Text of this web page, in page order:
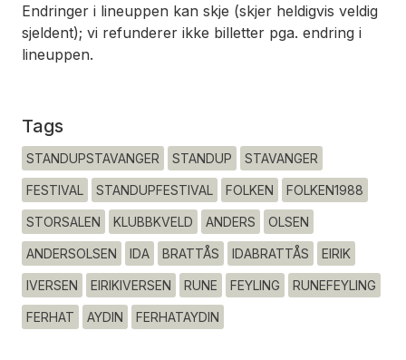
Endringer i lineuppen kan skje (skjer heldigvis veldig
sjeldent); vi refunderer ikke billetter pga. endring i
lineuppen.
Tags
STANDUPSTAVANGER STANDUP STAVANGER
FESTIVAL STANDUPFESTIVAL FOLKEN FOLKEN1988
STORSALEN KLUBBKVELD ANDERS OLSEN
ANDERSOLSEN IDA BRATTÅS IDABRATTÅS EIRIK
IVERSEN EIRIKIVERSEN RUNE FEYLING RUNEFEYLING
FERHAT AYDIN FERHATAYDIN